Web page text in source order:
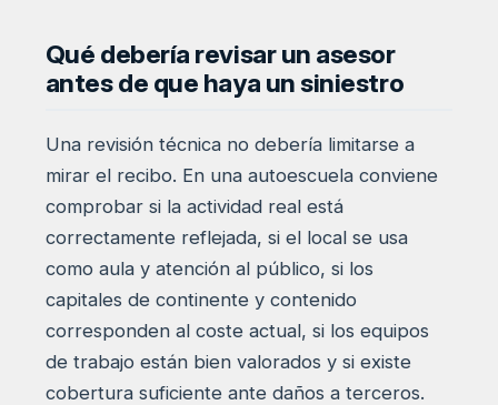
Qué debería revisar un asesor
antes de que haya un siniestro
Una revisión técnica no debería limitarse a
mirar el recibo. En una autoescuela conviene
comprobar si la actividad real está
correctamente reflejada, si el local se usa
como aula y atención al público, si los
capitales de continente y contenido
corresponden al coste actual, si los equipos
de trabajo están bien valorados y si existe
cobertura suficiente ante daños a terceros.